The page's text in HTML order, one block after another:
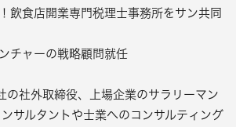
飲食店開業専門税理士事務所をサン共同
チャーの戦略顧問就任
の社外取締役、上場企業のサラリーマン
サルタントや士業へのコンサルティング